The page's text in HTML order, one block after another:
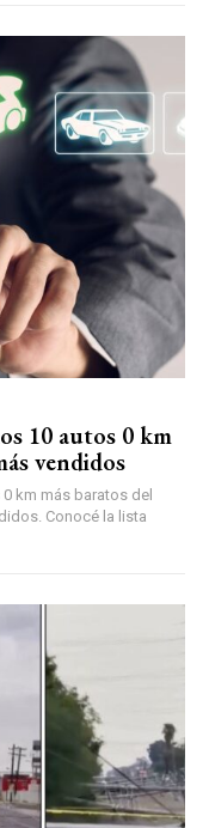
10 autos 0 km
vendidos
km más baratos del
Conocé la lista